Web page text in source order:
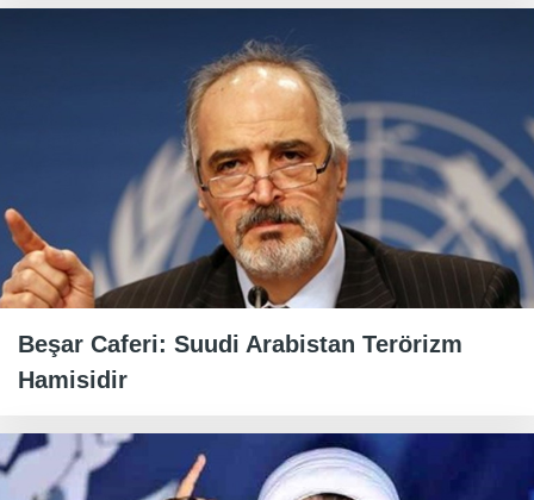
Beşar Caferi: Suudi Arabistan Terörizm
Hamisidir